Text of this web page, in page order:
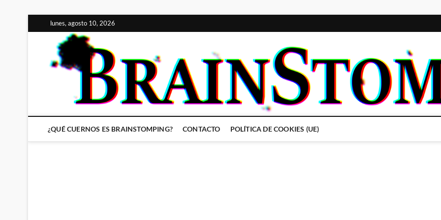
al
contenido
lunes, agosto 10, 2026
¿QUÉ CUERNOS ES BRAINSTOMPING? CONTACTO POLÍTICA DE COOKIES (UE)